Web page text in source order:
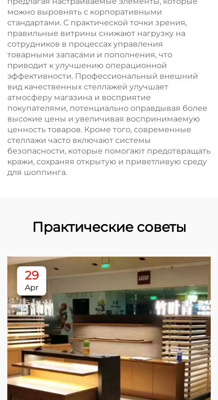
можно выровнять с корпоративными
стандартами. С практической точки зрения,
правильные витрины снижают нагрузку на
сотрудников в процессах управления
товарными запасами и пополнения, что
приводит к улучшению операционной
эффективности. Профессиональный внешний
вид качественных стеллажей улучшает
атмосферу магазина и восприятие
покупателями, потенциально оправдывая более
высокие цены и увеличивая воспринимаемую
ценность товаров. Кроме того, современные
стеллажи часто включают системы
безопасности, которые помогают предотвращать
кражи, сохраняя открытую и приветливую среду
для шоппинга.
Практические советы
29
Apr